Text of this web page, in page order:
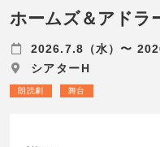
ホームズ＆アド
2026.7.8（水）〜
シアターH
朗読劇 舞台